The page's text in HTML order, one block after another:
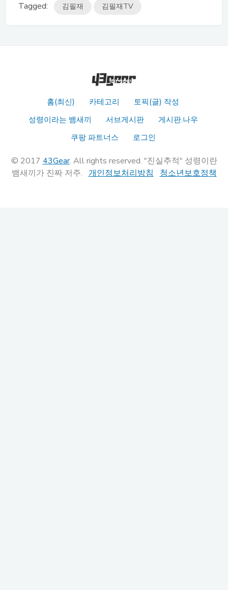
Tagged: 김필재 김필재TV
홈(최신) 카테고리
토픽(글) 작성
성령이라는 뱀새끼
서브게시판
게시판.나우
쿠팡 파트너스
로그인
© 2017 43Gear. All rights reserved. "진실추적" 성령이란
뱀새끼가 진짜 저주. 개인정보처리방침 청소년보호정책